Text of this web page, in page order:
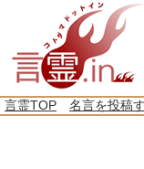
言霊TOP 名言を投稿